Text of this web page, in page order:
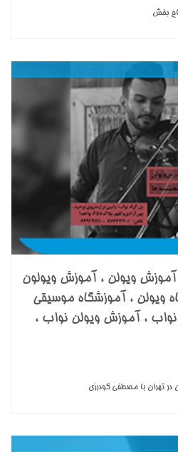
بخش
آموزش ویولن ، آموزش ویولون
ویولن ، آموزشگاه موسیقی
، آموزش ویولن نواب ،
تهران با مصطفی گودرزی